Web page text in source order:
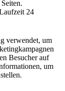
24
verwendet, um
Besucher auf
um